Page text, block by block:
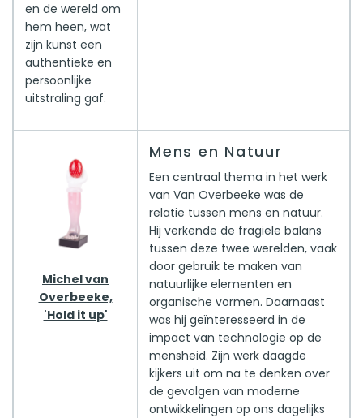
en de wereld om
hem heen, wat
zijn kunst een
authentieke en
persoonlijke
uitstraling gaf.
Michel van
Overbeeke,
'Hold it up'
Mens en Natuur
Een centraal thema in het werk
van Van Overbeeke was de
relatie tussen mens en natuur.
Hij verkende de fragiele balans
tussen deze twee werelden, vaak
door gebruik te maken van
natuurlijke elementen en
organische vormen. Daarnaast
was hij geïnteresseerd in de
impact van technologie op de
mensheid. Zijn werk daagde
kijkers uit om na te denken over
de gevolgen van moderne
ontwikkelingen op ons dagelijks